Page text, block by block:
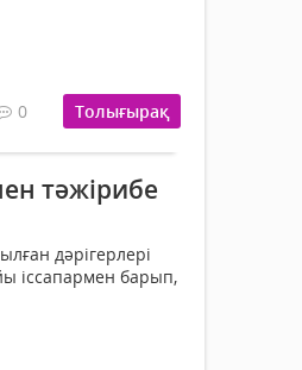
0 Толығырақ
тәжірибе
дәрігерлері
іссапармен барып,